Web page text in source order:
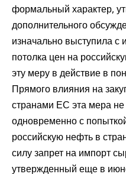
формальный характер,
дополнительного
изначально выступила с
потолка цен на
эту меру в действие в
Прямого влияния на
странами ЕС эта мера не
одновременно с
российскую нефть в
силу запрет на импорт
утвержденный еще в